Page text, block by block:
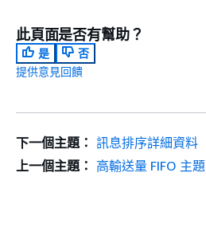
此頁面是否有幫助？
是
否
提供意見回饋
下一個主題： 訊息排序詳細資料
上一個主題： 高輸送量 FIFO 主題